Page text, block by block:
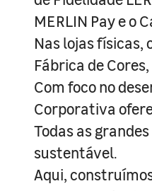
MERLIN Pay e o
Nas lojas
Fábrica de
Com foco no
Corporativa
Todas as
sustentável.
Aqui,